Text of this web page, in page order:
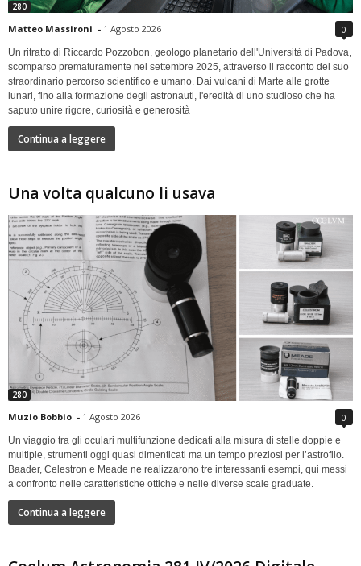
280
Matteo Massironi - 1 Agosto 2026 0
Un ritratto di Riccardo Pozzobon, geologo planetario dell'Università di Padova,
scomparso prematuramente nel settembre 2025, attraverso il racconto del suo
straordinario percorso scientifico e umano. Dai vulcani di Marte alle grotte
lunari, fino alla formazione degli astronauti, l'eredità di uno studioso che ha
saputo unire rigore, curiosità e generosità
Continua a leggere
Una volta qualcuno li usava
280
Muzio Bobbio - 1 Agosto 2026 0
Un viaggio tra gli oculari multifunzione dedicati alla misura di stelle doppie e
multiple, strumenti oggi quasi dimenticati ma un tempo preziosi per l’astrofilo.
Baader, Celestron e Meade ne realizzarono tre interessanti esempi, qui messi
a confronto nelle caratteristiche ottiche e nelle diverse scale graduate.
Continua a leggere